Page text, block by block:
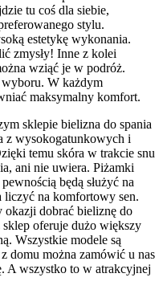
tu coś dla siebie,
stylu.
estetykę wykonania.
zmysły! Inne z kolei
wziąć je w podróż.
W każdym
maksymalny komfort.
sklepie bielizna do spania
z wysokogatunkowych i
temu skóra w trakcie snu
ani nie uwiera. Piżamki
będą służyć na
liczyć na komfortowy sen.
okazji dobrać bieliznę do
sklep oferuje dużo większy
Wszystkie modele są
domu można zamówić u nas
A wszystko to w atrakcyjnej